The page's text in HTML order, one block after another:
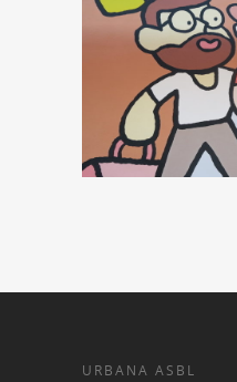
URBANA ASBL